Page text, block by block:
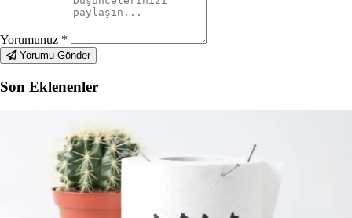
Yorumunuz *
Yorumu Gönder
Son Eklenenler